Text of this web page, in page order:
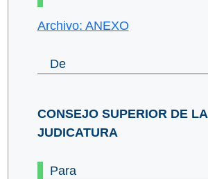
Archivo: ANEXO
De
CONSEJO SUPERIOR DE LA
JUDICATURA
Para